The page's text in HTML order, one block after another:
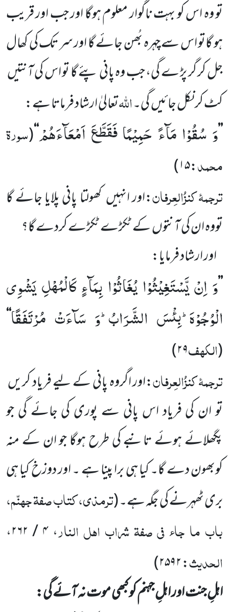
تو وہ اس کو بہت ناگوار معلوم ہوگا اور جب اور قریب
ہو گاتو اس سے چہرہ بُھن جائے گا اور سر تک کی کھال
جل کر گر پڑ ے گی، جب وہ پانی پئے گا تو اس کی آنتیں
کٹ کر نکل جائیںگی۔اللّٰہتعالیٰ ارشاد فرماتا ہے:
’’وَ سُقُوْا مَآءً حَمِیْمًا فَقَطَّعَ اَمْعَآءَهُمْ‘‘
(سورۃ
محمد:۱۵)
ترجمۂکنزُالعِرفان:اور انہیں کھولتا پانی پلایا جائے گا
تووہ ان کی آنتوںکے ٹکڑے ٹکڑے کردے گا؟
اور ارشاد فرمایا:
’’وَ اِنْ یَّسْتَغِیْثُوْا یُغَاثُوْا بِمَآءٍ كَالْمُهْلِ یَشْوِی
الْوُجُوْهَؕ-بِئْسَ الشَّرَابُؕ-وَ سَآءَتْ مُرْتَفَقًا‘‘
(الکہف۲۹)
ترجمۂکنزُالعِرفان:اور اگروہ پانی کے لیے فریاد کریں
تو انکی فریاد اس پانی سے پوری کی جائے گی جو
پگھلائے ہوئے تانبےکی طرح ہوگا جو ان کے منہ
کوبھون دے گا۔ کیا ہی برا پینا ہے ۔ اور دوزخ کیا ہی
بری ٹھہرنے کی جگہ ہے۔(ترمذی، کتاب صفۃ جہنّم،
باب ما جاء فی صفۃ شراب اہل النار،۴ / ۲۶۲ ،
الحدیث:۲۵۹۲)
اہلِ جنت اور اہلِ جہنم کو کبھی موت نہ آئے گی: